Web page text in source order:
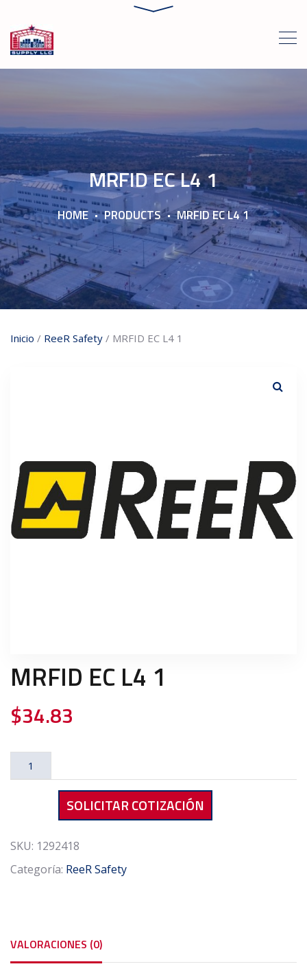
MRFID EC L4 1
HOME PRODUCTS MRFID EC L4 1
Inicio / ReeR Safety / MRFID EC L4 1
MRFID EC L4 1
$34.83
MRFID
SOLICITAR COTIZACIÓN
SKU: 1292418
Categoría: ReeR Safety
VALORACIONES (0)